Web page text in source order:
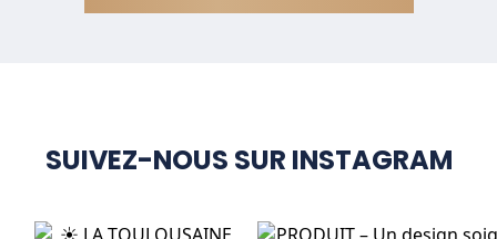
SUIVEZ-NOUS SUR INSTAGRAM